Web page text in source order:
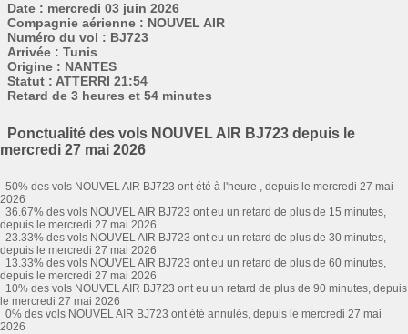
Date : mercredi 03 juin 2026
Compagnie aérienne : NOUVEL AIR
Numéro du vol : BJ723
Arrivée : Tunis
Origine : NANTES
Statut : ATTERRI 21:54
Retard de 3 heures et 54 minutes
Ponctualité des vols NOUVEL AIR BJ723 depuis le
mercredi 27 mai 2026
50% des vols NOUVEL AIR BJ723 ont été à l'heure , depuis le mercredi 27 mai
2026
36.67% des vols NOUVEL AIR BJ723 ont eu un retard de plus de 15 minutes,
depuis le mercredi 27 mai 2026
23.33% des vols NOUVEL AIR BJ723 ont eu un retard de plus de 30 minutes,
depuis le mercredi 27 mai 2026
13.33% des vols NOUVEL AIR BJ723 ont eu un retard de plus de 60 minutes,
depuis le mercredi 27 mai 2026
10% des vols NOUVEL AIR BJ723 ont eu un retard de plus de 90 minutes, depuis
le mercredi 27 mai 2026
0% des vols NOUVEL AIR BJ723 ont été annulés, depuis le mercredi 27 mai
2026